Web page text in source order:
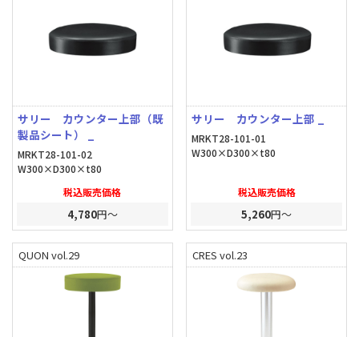
サリー カウンター上部（既
製品シート） _
MRKT28-101-02
W300×D300×t80
税込販売価格
4,780円～
サリー カウンター上部 _
MRKT28-101-01
W300×D300×t80
税込販売価格
5,260円～
QUON vol.29 CRES vol.23